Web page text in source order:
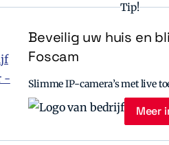
Tip!
Beveilig uw huis en
Foscam
Slimme IP-camera’s met live
Meer